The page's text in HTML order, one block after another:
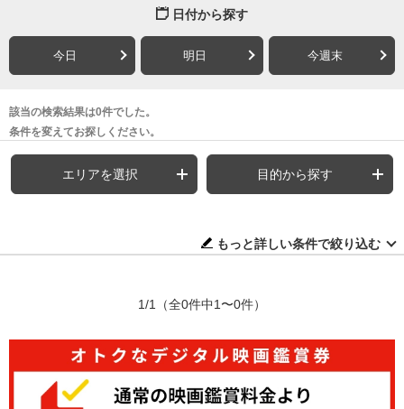
日付から探す
今日 明日 今週末
該当の検索結果は0件でした。
条件を変えてお探しください。
エリアを選択 目的から探す
もっと詳しい条件で絞り込む
1/1 （全0件中1〜0件）